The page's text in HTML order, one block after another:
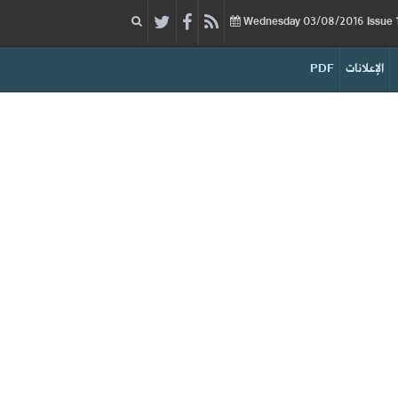
03/08/2016 Issue
PDF الإعلانات